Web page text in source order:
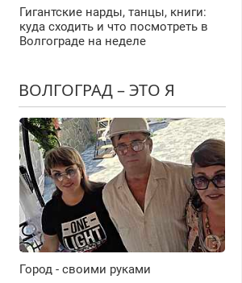
Гигантские нарды, танцы, книги:
куда сходить и что посмотреть в
Волгограде на неделе
ВОЛГОГРАД – ЭТО Я
Город - своими руками